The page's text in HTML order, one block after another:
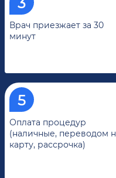
Врач приезжает за 30
минут
Оплата процедур
(наличные, переводом
карту, рассрочка)